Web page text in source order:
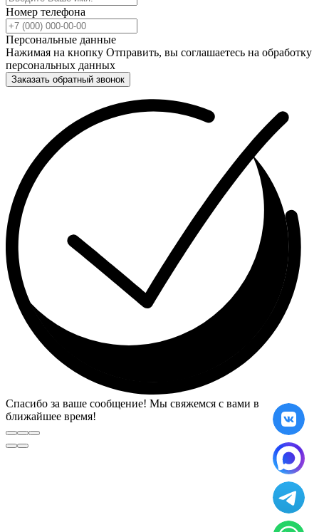
Номер телефона
Персональные данные
Нажимая на кнопку Отправить, вы соглашаетесь на обработку
персональных данных
Заказать обратный звонок
Спасибо за ваше сообщение! Мы свяжемся с вами в
ближайшее время!